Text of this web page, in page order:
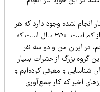
نشده وجود دارد که هر
چقدر پژوهشگر به این حوزه وارد شود، باز کم است. «۳۵ سال است که
من و دو سه نفر
بزرگ از حشرات بسیار
ایران شناسایی و معرفی کرده‌ایم و
که کار جمع‌آوری